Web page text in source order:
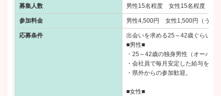
募集人数 男性15名程度 女性15名程度
参加料金 男性4,500円 女性1,500円（うだ
応募条件
出会いを求める25～42歳ぐらいの
■男性■
・25～42歳の独身男性（オーバー
・会社員で毎月安定した給与をも
・県外からの参加歓迎。
■女性■